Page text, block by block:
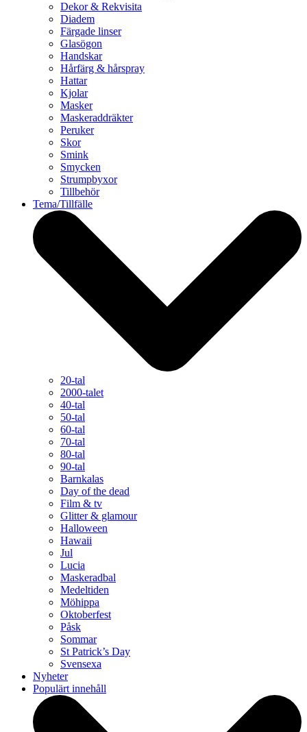
Dekor & Rekvisita
Diadem
Färgade linser
Glasögon
Handskar
Hårfärg & hårspray
Hattar
Kjolar
Masker
Maskeraddräkter
Peruker
Skor
Smink
Smycken
Strumpbyxor
Tillbehör
Tema/Tillfälle
20-tal
2000-talet
40-tal
50-tal
60-tal
70-tal
80-tal
90-tal
Barnkalas
Day of the dead
Film & tv
Glitter & glamour
Halloween
Hawaii
Jul
Lucia
Maskeradbal
Medeltiden
Möhippa
Oktoberfest
Påsk
Sommar
St Patrick’s Day
Svensexa
Nyheter
Populärt innehåll